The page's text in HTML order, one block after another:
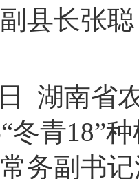
县长张
湖南省
冬青18”
务副书